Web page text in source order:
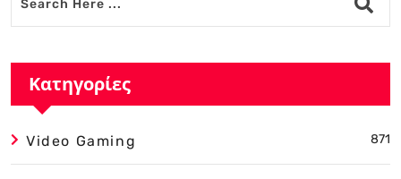
Κατηγορίες
Video Gaming 871